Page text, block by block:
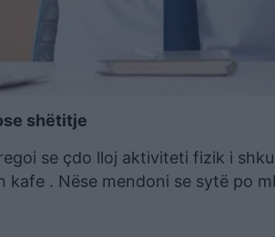
shëtitje
se çdo lloj aktiviteti fizik i
kafe . Nëse mendoni se sytë po